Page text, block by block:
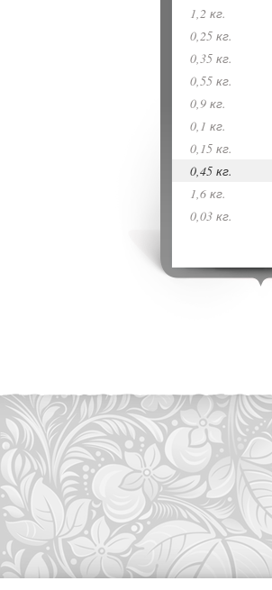
1,2 кг.
0,25 кг.
0,35 кг.
0,55 кг.
0,9 кг.
0,1 кг.
0,15 кг.
0,45 кг.
1,6 кг.
0,03 кг.